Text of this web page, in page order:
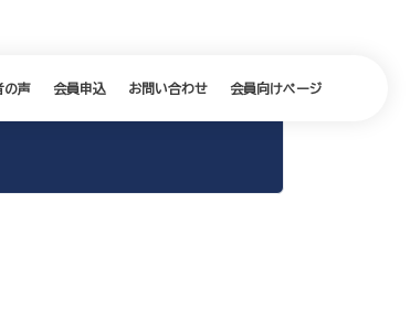
の声 会員申込 お問い合わせ 会員向けページ